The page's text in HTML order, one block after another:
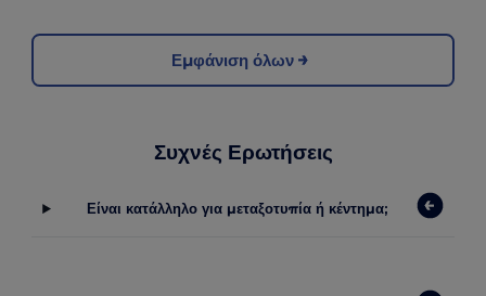
Εμφάνιση όλων
Συχνές Ερωτήσεις
Είναι κατάλληλο για μεταξοτυπία ή κέντημα;